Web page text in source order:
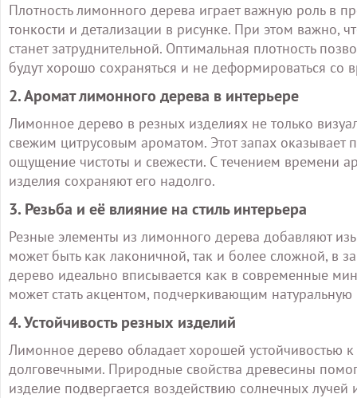
Плотность лимонного дерева играет важную роль в
тонкости и детализации в рисунке. При этом
станет затруднительной. Оптимальная плотность
будут хорошо сохраняться и не деформироваться со
2. Аромат лимонного дерева в интерьере
Лимонное дерево в резных изделиях не только
свежим цитрусовым ароматом. Этот запах
ощущение чистоты и свежести. С течением времени
изделия сохраняют его надолго.
3. Резьба и её влияние на стиль интерьера
Резные элементы из лимонного дерева добавляют
может быть как лаконичной, так и более сложной, в
дерево идеально вписывается как в современные
может стать акцентом, подчеркивающим натуральную
4. Устойчивость резных изделий
Лимонное дерево обладает хорошей устойчивостью
долговечными. Природные свойства древесины
изделие подвергается воздействию солнечных